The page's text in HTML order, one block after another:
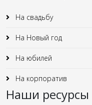
На свадьбу
На Новый год
На юбилей
На корпоратив
Наши ресурсы